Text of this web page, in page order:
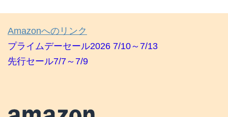
Amazonへのリンク
プライムデーセール2026 7/10～7/13
先行セール7/7～7/9